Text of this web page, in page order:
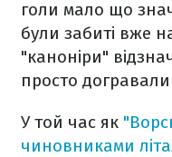
голи мало що
були забиті вже
"каноніри"
просто
У той час як
чиновниками